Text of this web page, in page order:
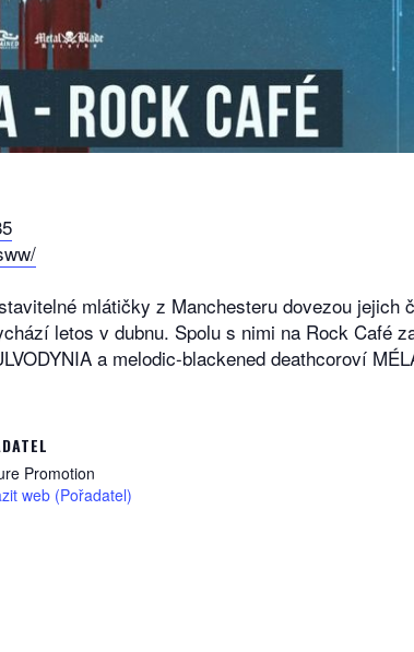
mlátičky z Manchesteru dovezou jejich
letos v dubnu. Spolu s nimi na Rock Café
a melodic-blackened deathcoroví
Promotion
web (Pořadatel)